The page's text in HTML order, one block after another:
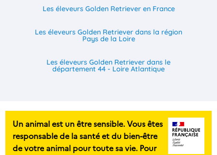
Les éleveurs Golden Retriever en France
Les éleveurs Golden Retriever dans la région
Pays de la Loire
Les éleveurs Golden Retriever dans le
département 44 - Loire Atlantique
Un animal est un être sensible. Vous êtes
responsable de la santé et du bien-être
de votre animal pour toute sa vie. Pour